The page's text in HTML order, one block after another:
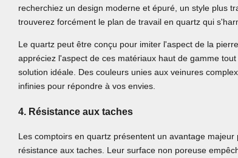
recherchiez un design moderne et épuré, un style plus
trouverez forcément le plan de travail en quartz qui
Le quartz peut être conçu pour imiter l'aspect de la
appréciez l'aspect de ces matériaux haut de gamme
solution idéale. Des couleurs unies aux veinures
infinies pour répondre à vos envies.
4. Résistance aux taches
Les comptoirs en quartz présentent un avantage
résistance aux taches. Leur surface non poreuse